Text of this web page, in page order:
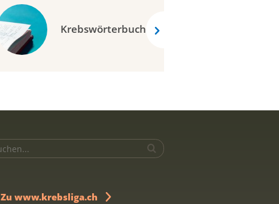
Krebswörterbuch
Zu www.krebsliga.ch